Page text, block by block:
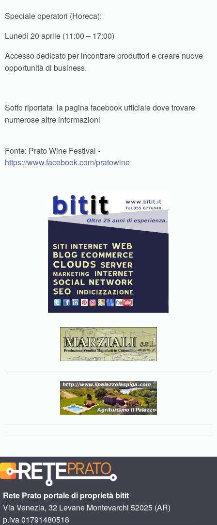
Speciale operatori (Horeca):
Lunedì 20 aprile (11:00 – 17:00)
Accesso dedicato per incontrare produttori e creare nuove
opportunità di business.
Sotto riportata la pagina facebook ufficiale dove trovare
numerose altre informazioni
Fonte: Prato Wine Festival -
https://www.facebook.com/pratowine
Rete Prato portale di proprietà bitit
Via Venezia, 32 Levane Montevarchi 52025 (AR)
p.iva 01791480518